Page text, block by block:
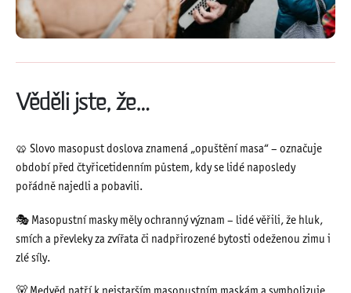
Věděli jste, že…
🥨 Slovo masopust doslova znamená „opuštění masa“ – označuje
období před čtyřicetidenním půstem, kdy se lidé naposledy
pořádně najedli a pobavili.
🎭 Masopustní masky měly ochranný význam – lidé věřili, že hluk,
smích a převleky za zvířata či nadpřirozené bytosti odeženou zimu i
zlé síly.